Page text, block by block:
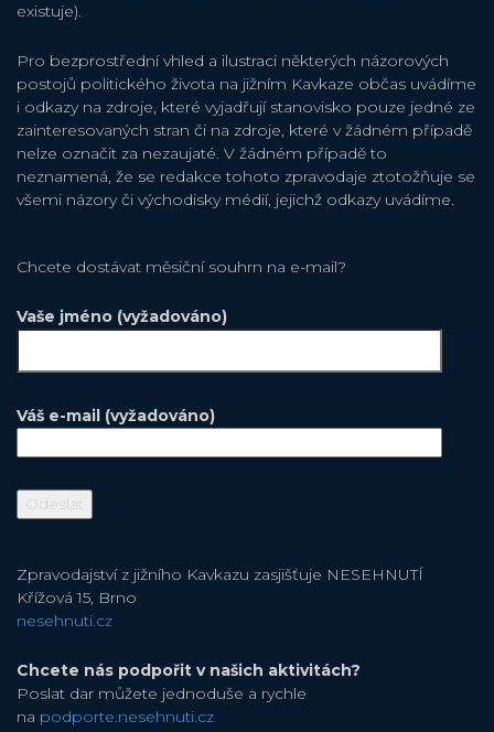
existuje).
Pro bezprostřední vhled a ilustraci některých názorových
postojů politického života na jižním Kavkaze občas uvádíme
i odkazy na zdroje, které vyjadřují stanovisko pouze jedné ze
zainteresovaných stran či na zdroje, které v žádném případě
nelze označit za nezaujaté. V žádném případě to
neznamená, že se redakce tohoto zpravodaje ztotožňuje se
všemi názory či východisky médií, jejichž odkazy uvádíme.
Chcete dostávat měsiční souhrn na e-mail?
Vaše jméno (vyžadováno)
Váš e-mail (vyžadováno)
Zpravodajství z jižního Kavkazu zasjišťuje NESEHNUTÍ
Křížová 15, Brno
nesehnuti.cz
Chcete nás podpořit v našich aktivitách?
Poslat dar můžete jednoduše a rychle
na podporte.nesehnuti.cz